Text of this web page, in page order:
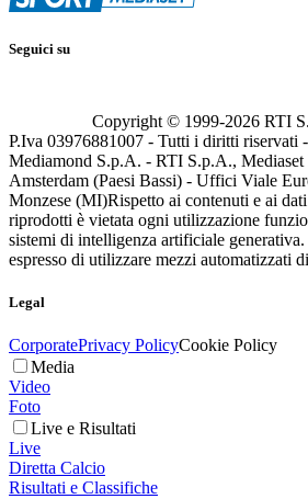
Seguici su
Copyright © 1999-2026 RTI
P.Iva 03976881007 - Tutti i diritti riservati
Mediamond S.p.A. - RTI S.p.A., Mediaset
Amsterdam (Paesi Bassi) - Uffici Viale
Monzese (MI)Rispetto ai contenuti e ai
riprodotti è vietata ogni utilizzazione
sistemi di intelligenza artificiale
espresso di utilizzare mezzi automatizzati
Legal
CorporatePrivacy PolicyCookie Policy
Media
Video
Foto
Live e Risultati
Live
Diretta Calcio
Risultati e Classifiche